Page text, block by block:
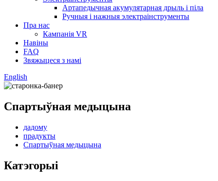
Артапедычная акумулятарная дрыль і піла
Ручныя і нажныя электраінструменты
Пра нас
Кампанія VR
Навіны
FAQ
Звяжыцеся з намі
English
Спартыўная медыцына
дадому
прадукты
Спартыўная медыцына
Катэгорыі